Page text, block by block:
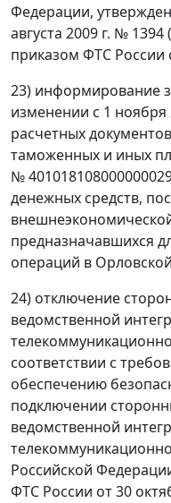
Федерации,
августа 2009 г. №
приказом ФТС России
23) информирование
изменении с 1 ноября
расчетных
таможенных и иных
№
денежных средств,
предназначавшихся
операций в
24) отключение
ведомственной
соответствии с
обеспечению
подключении
ведомственной
Российской
ФТС России от 30